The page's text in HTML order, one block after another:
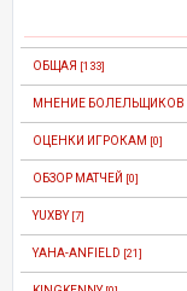
ОБЩАЯ [133]
МНЕНИЕ БОЛЕЛЬЩИКОВ
ОЦЕНКИ ИГРОКАМ [0]
ОБЗОР МАТЧЕЙ [0]
YUXBY [7]
YAHA-ANFIELD [21]